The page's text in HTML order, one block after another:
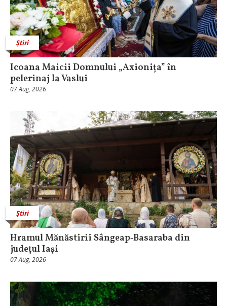
Știri
Icoana Maicii Domnului „Axionița” în
pelerinaj la Vaslui
07 Aug, 2026
Știri
Hramul Mănăstirii Sângeap‑Basaraba din
judeţul Iaşi
07 Aug, 2026